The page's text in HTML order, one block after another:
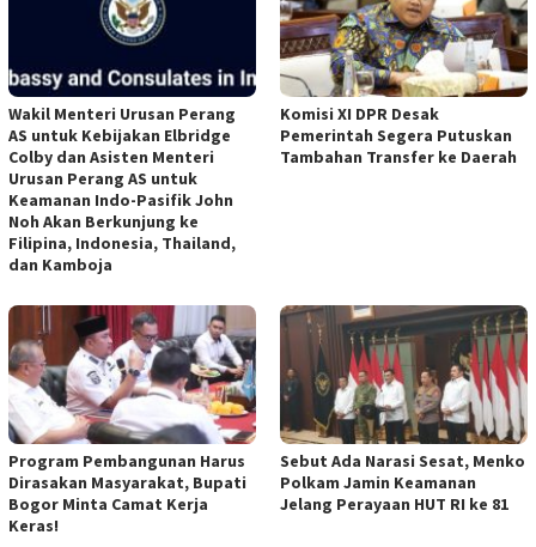
Wakil Menteri Urusan Perang
AS untuk Kebijakan Elbridge
Colby dan Asisten Menteri
Urusan Perang AS untuk
Keamanan Indo-Pasifik John
Noh Akan Berkunjung ke
Filipina, Indonesia, Thailand,
dan Kamboja
Komisi XI DPR Desak
Pemerintah Segera Putuskan
Tambahan Transfer ke Daerah
Program Pembangunan Harus
Dirasakan Masyarakat, Bupati
Bogor Minta Camat Kerja
Keras!
Sebut Ada Narasi Sesat, Menko
Polkam Jamin Keamanan
Jelang Perayaan HUT RI ke 81